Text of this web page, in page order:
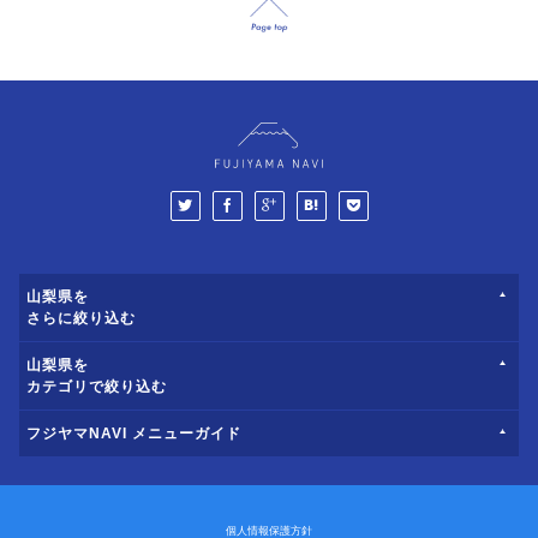
山梨県を
さらに絞り込む
山梨県を
カテゴリで絞り込む
フジヤマNAVI メニューガイド
個人情報保護方針